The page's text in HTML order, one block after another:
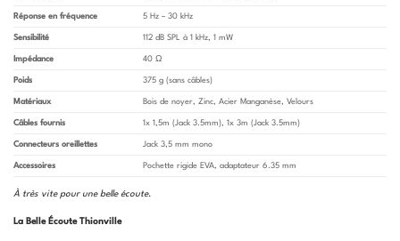
Réponse en fréquence 5 Hz – 30 kHz
Sensibilité 112 dB SPL à 1 kHz, 1 mW
Impédance 40 Ω
Poids 375 g (sans câbles)
Matériaux Bois de noyer, Zinc, Acier Manganèse, Velours
Câbles fournis 1x 1,5m (Jack 3.5mm), 1x 3m (Jack 3.5mm)
Connecteurs oreillettes Jack 3,5 mm mono
Accessoires Pochette rigide EVA, adaptateur 6.35 mm
À très vite pour une belle écoute.
La Belle Écoute Thionville